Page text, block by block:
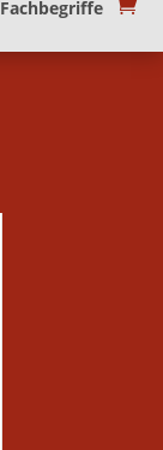
Fachbegriffe